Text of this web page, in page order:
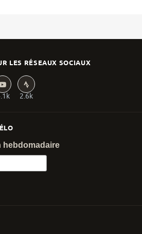
hebdomadaire
LES RÉSEAUX SOCIAUX
2.6k